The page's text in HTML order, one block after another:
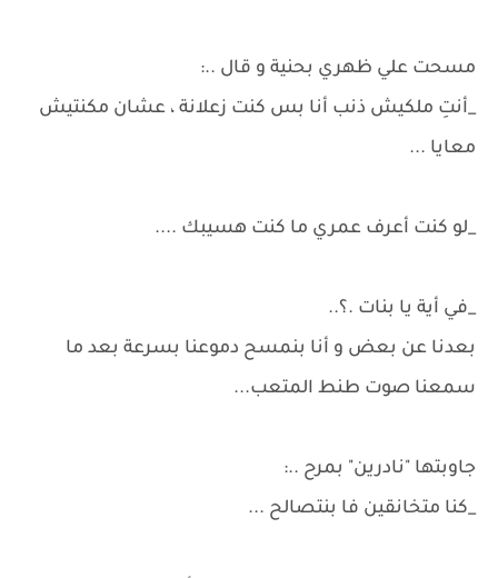
مسحت علي ظهري بحنية و قال ..:
_أنتِ ملكيش ذنب أنا بس كنت زعلانة ، عشان مكنتيش
معايا ...
_لو كنت أعرف عمري ما كنت هسيبك ....
_في أية يا بنات .؟..
بعدنا عن بعض و أنا بنمسح دموعنا بسرعة بعد ما
سمعنا صوت طنط المتعب...
جاوبتها "نادرين" بمرح ..:
_كنا متخانقين فا بنتصالح ...